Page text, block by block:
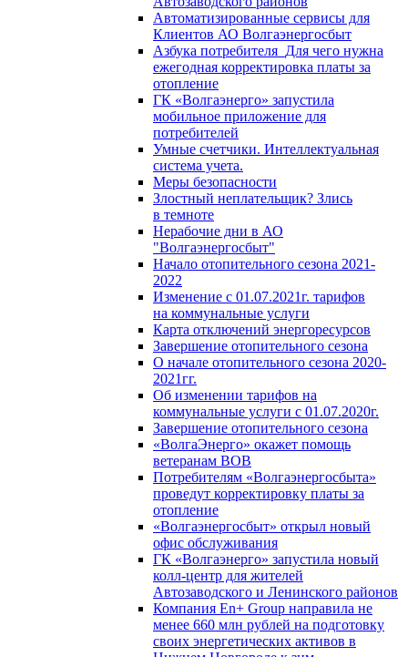
Автоматизированные сервисы для
Клиентов АО Волгаэнергосбыт
Азбука потребителя_Для чего нужна
ежегодная корректировка платы за
отопление
ГК «Волгаэнерго» запустила
мобильное приложение для
потребителей
Умные счетчики. Интеллектуальная
система учета.
Меры безопасности
Злостный неплательщик? Злись
в темноте
Нерабочие дни в АО
"Волгаэнергосбыт"
Начало отопительного сезона 2021-
2022
Изменение с 01.07.2021г. тарифов
на коммунальные услуги
Карта отключений энергоресурсов
Завершение отопительного сезона
О начале отопительного сезона 2020-
2021гг.
Об изменении тарифов на
коммунальные услуги с 01.07.2020г.
Завершение отопительного сезона
«ВолгаЭнерго» окажет помощь
ветеранам ВОВ
Потребителям «Волгаэнергосбыта»
проведут корректировку платы за
отопление
«Волгаэнергосбыт» открыл новый
офис обслуживания
ГК «Волгаэнерго» запустила новый
колл-центр для жителей
Автозаводского и Ленинского районов
Компания En+ Group направила не
менее 660 млн рублей на подготовку
своих энергетических активов в